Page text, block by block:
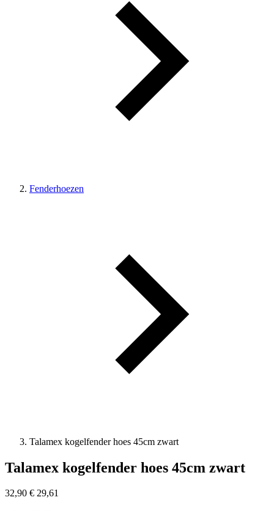
Fenderhoezen
Talamex kogelfender hoes 45cm zwart
Talamex kogelfender hoes 45cm zwart
32,90 € 29,61